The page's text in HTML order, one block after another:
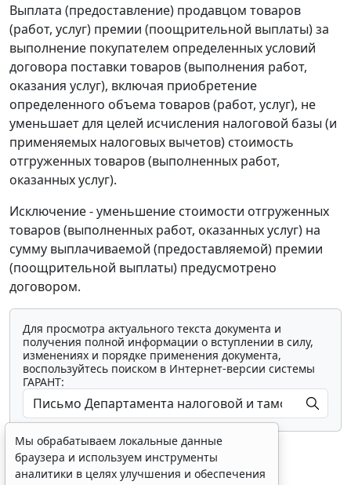
Выплата (предоставление) продавцом товаров
(работ, услуг) премии (поощрительной выплаты) за
выполнение покупателем определенных условий
договора поставки товаров (выполнения работ,
оказания услуг), включая приобретение
определенного объема товаров (работ, услуг), не
уменьшает для целей исчисления налоговой базы (и
применяемых налоговых вычетов) стоимость
отгруженных товаров (выполненных работ,
оказанных услуг).
Исключение - уменьшение стоимости отгруженных
товаров (выполненных работ, оказанных услуг) на
сумму выплачиваемой (предоставляемой) премии
(поощрительной выплаты) предусмотрено
договором.
Для просмотра актуального текста документа и
получения полной информации о вступлении в силу,
изменениях и порядке применения документа,
воспользуйтесь поиском в Интернет-версии системы
ГАРАНТ:
Мы обрабатываем локальные данные
браузера и используем инструменты
аналитики в целях улучшения и обеспечения